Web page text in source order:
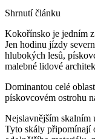
Shrnutí článku
Kokořínsko je jedním
Jen hodinu jízdy
hlubokých lesů,
malebné lidové
Dominantou celé
pískovcovém ostrohu
Nejslavnějším skalním
Tyto skály připomínají